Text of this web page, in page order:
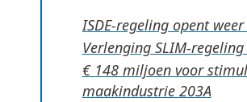
ISDE-regeling opent
Verlenging SLIM-regeling
€ 148 miljoen voor
maakindustrie